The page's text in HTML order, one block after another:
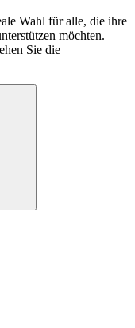
Wahl für alle, die ihre
möchten.
Sie die